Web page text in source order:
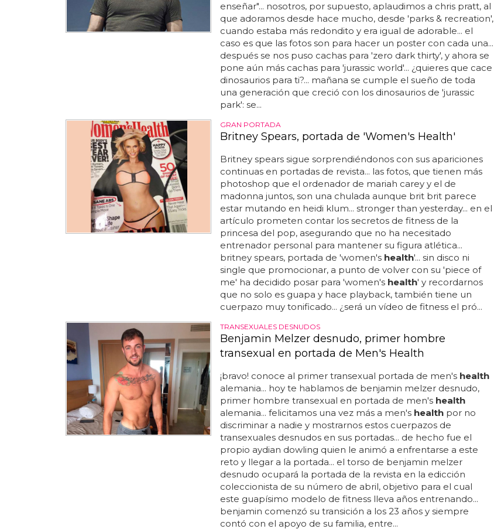
enseñar"... nosotros, por supuesto, aplaudimos a chris pratt, al
que adoramos desde hace mucho, desde 'parks & recreation',
cuando estaba más redondito y era igual de adorable... el
caso es que las fotos son para hacer un poster con cada una...
después se nos puso cachas para 'zero dark thirty', y ahora se
pone aún más cachas para 'jurassic world'... ¿quieres que cace
dinosaurios para ti?... mañana se cumple el sueño de toda
una generación que creció con los dinosaurios de 'jurassic
park': se...
GRAN PORTADA
Britney Spears, portada de 'Women's Health'
Britney spears sigue sorprendiéndonos con sus apariciones
continuas en portadas de revista... las fotos, que tienen más
photoshop que el ordenador de mariah carey y el de
madonna juntos, son una chulada aunque brit brit parece
estar mutando en heidi klum... stronger than yesterday... en el
artículo prometen contar los secretos de fitness de la
princesa del pop, asegurando que no ha necesitado
entrenador personal para mantener su figura atlética...
britney spears, portada de 'women's health'... sin disco ni
single que promocionar, a punto de volver con su 'piece of
me' ha decidido posar para 'women's health' y recordarnos
que no solo es guapa y hace playback, también tiene un
cuerpazo muy tonificado... ¿será un vídeo de fitness el pró...
TRANSEXUALES DESNUDOS
Benjamin Melzer desnudo, primer hombre
transexual en portada de Men's Health
¡bravo! conoce al primer transexual portada de men's health
alemania... hoy te hablamos de benjamin melzer desnudo,
primer hombre transexual en portada de men's health
alemania... felicitamos una vez más a men's healthpor no
discriminar a nadie y mostrarnos estos cuerpazos de
transexuales desnudos en sus portadas... de hecho fue el
propio aydian dowling quien le animó a enfrentarse a este
reto y llegar a la portada... el torso de benjamin melzer
desnudo ocupará la portada de la revista en la edicción
coleccionista de su número de abril, objetivo para el cual
este guapísimo modelo de fitness lleva años entrenando...
benjamin comenzó su transición a los 23 años y siempre
contó con el apoyo de su familia, entre...